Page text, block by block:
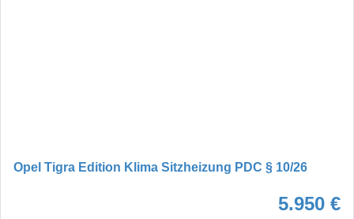
Opel Tigra Edition Klima Sitzheizung PDC § 10/26
5.950 €